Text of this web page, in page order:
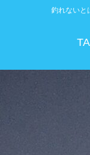
釣れない